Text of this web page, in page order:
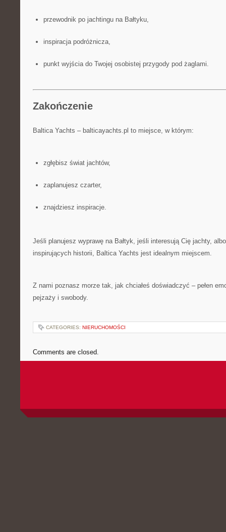
przewodnik po jachtingu na Bałtyku,
inspiracja podróżnicza,
punkt wyjścia do Twojej osobistej przygody pod żaglami.
Zakończenie
Baltica Yachts – balticayachts.pl to miejsce, w którym:
zgłębisz świat jachtów,
zaplanujesz czarter,
znajdziesz inspiracje.
Jeśli planujesz wyprawę na Bałtyk, jeśli interesują Cię jachty,
inspirujących historii, Baltica Yachts jest idealnym miejscem.
Z nami poznasz morze tak, jak chciałeś doświadczyć – pełen
pejzaży i swobody.
CATEGORIES: NIERUCHOMOŚCI
Comments are closed.